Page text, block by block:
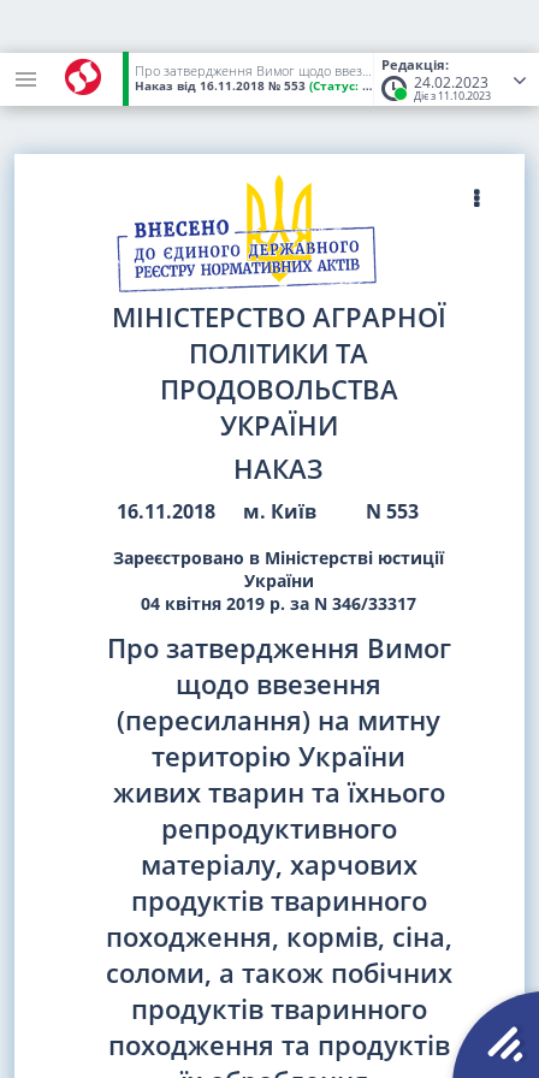
Редакція:
24.02.2023
Діє з 11.10.2023
Про затвердження Вимог щодо ввезення (пересилання) на митну територію України живих тварин та їхнього репродуктивного матеріалу, харчових продуктів тваринного походження, кормів, сіна, соломи, а також побічних продуктів тваринного походження та продуктів їх оброблення, переробки
Наказ від 16.11.2018 № 553 (Статус:
МІНІСТЕРСТВО АГРАРНОЇ
ПОЛІТИКИ ТА
ПРОДОВОЛЬСТВА
УКРАЇНИ
НАКАЗ
16.11.2018 м. Київ N 553
Зареєстровано в Міністерстві юстиції
України
04 квітня 2019 р. за N 346/33317
Про затвердження Вимог
щодо ввезення
(пересилання) на митну
територію України
живих тварин та їхнього
репродуктивного
матеріалу, харчових
продуктів тваринного
походження, кормів, сіна,
соломи, а також побічних
продуктів тваринного
походження та продуктів